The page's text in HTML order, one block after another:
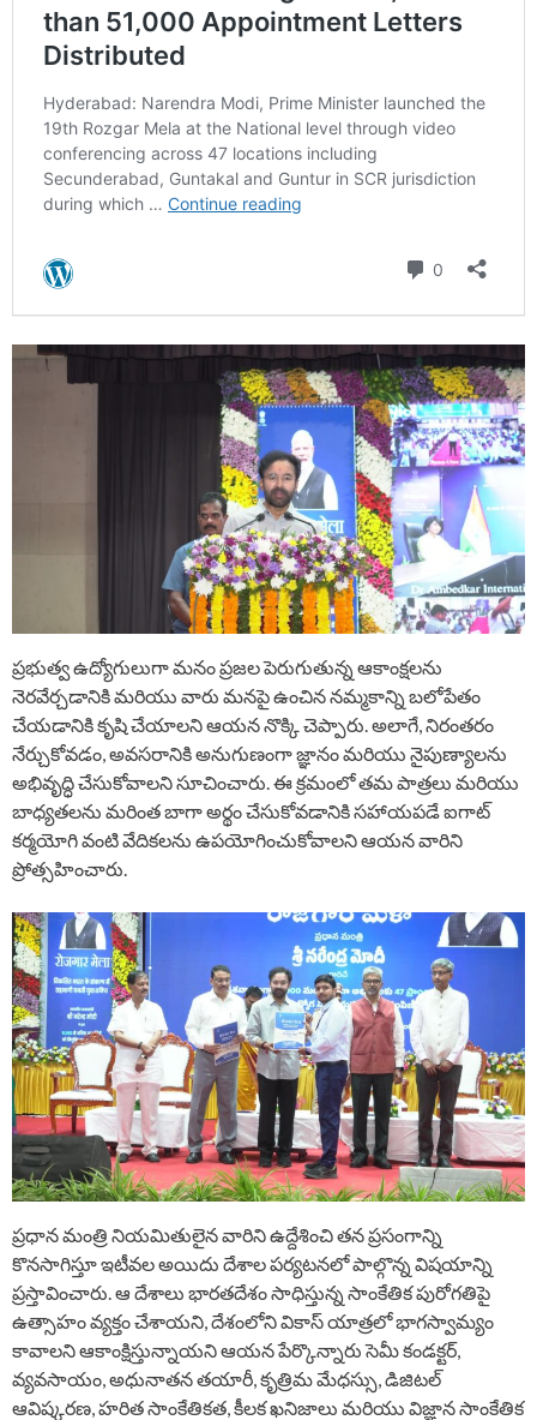
ప్రభుత్వ ఉద్యోగులుగా మనం ప్రజల పెరుగుతున్న ఆకాంక్షలను
నెరవేర్చడానికి మరియు వారు మనపై ఉంచిన నమ్మకాన్ని బలోపేతం
చేయడానికి కృషి చేయాలని ఆయన నొక్కి చెప్పారు. అలాగే, నిరంతరం
నేర్చుకోవడం, అవసరానికి అనుగుణంగా జ్ఞానం మరియు నైపుణ్యాలను
అభివృద్ధి చేసుకోవాలని సూచించారు. ఈ క్రమంలో తమ పాత్రలు మరియు
బాధ్యతలను మరింత బాగా అర్థం చేసుకోవడానికి సహాయపడే ఐగాట్
కర్మయోగి వంటి వేదికలను ఉపయోగించుకోవాలని ఆయన వారిని
ప్రోత్సహించారు.
ప్రధాన మంత్రి నియమితులైన వారిని ఉద్దేశించి తన ప్రసంగాన్ని
కొనసాగిస్తూ ఇటీవల అయిదు దేశాల పర్యటనలో పాల్గొన్న విషయాన్ని
ప్రస్తావించారు. ఆ దేశాలు భారతదేశం సాధిస్తున్న సాంకేతిక పురోగతిపై
ఉత్సాహం వ్యక్తం చేశాయని, దేశంలోని వికాస్ యాత్రలో భాగస్వామ్యం
కావాలని ఆకాంక్షిస్తున్నాయని ఆయన పేర్కొన్నారు సెమీ కండక్టర్,
వ్యవసాయం, అధునాతన తయారీ, కృత్రిమ మేధస్సు, డిజిటల్
ఆవిష్కరణ, హరిత సాంకేతికత, కీలక ఖనిజాలు మరియు విజ్ఞాన సాంకేతిక